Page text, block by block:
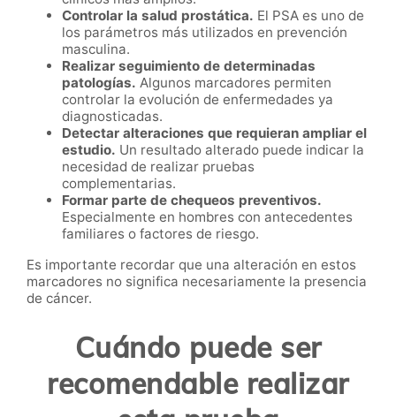
Controlar la salud prostática. El PSA es uno de
los parámetros más utilizados en prevención
masculina.
Realizar seguimiento de determinadas
patologías. Algunos marcadores permiten
controlar la evolución de enfermedades ya
diagnosticadas.
Detectar alteraciones que requieran ampliar el
estudio. Un resultado alterado puede indicar la
necesidad de realizar pruebas
complementarias.
Formar parte de chequeos preventivos.
Especialmente en hombres con antecedentes
familiares o factores de riesgo.
Es importante recordar que una alteración en estos
marcadores no significa necesariamente la presencia
de cáncer.
Cuándo puede ser
recomendable realizar